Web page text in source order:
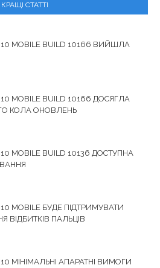
КРАЩІ СТАТТІ
MOBILE BUILD 10166 ВИЙШЛА
MOBILE BUILD 10166 ДОСЯГЛА
КОЛА ОНОВЛЕНЬ
MOBILE BUILD 10136 ДОСТУПНА
MOBILE БУДЕ ПІДТРИМУВАТИ
ВІДБИТКІВ ПАЛЬЦІВ
МІНІМАЛЬНІ АПАРАТНІ ВИМОГИ